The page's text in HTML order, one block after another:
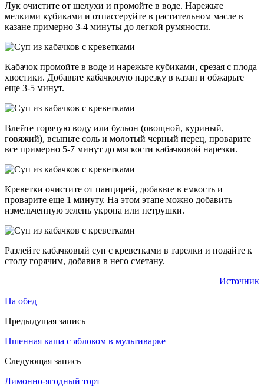
Лук очистите от шелухи и промойте в воде. Нарежьте
мелкими кубиками и отпассеруйте в растительном масле в
казане примерно 3-4 минуты до легкой румяности.
Кабачок промойте в воде и нарежьте кубиками, срезая с плода
хвостики. Добавьте кабачковую нарезку в казан и обжарьте
еще 3-5 минут.
Влейте горячую воду или бульон (овощной, куриный,
говяжий), всыпьте соль и молотый черный перец, проварите
все примерно 5-7 минут до мягкости кабачковой нарезки.
Креветки очистите от панцирей, добавьте в емкость и
проварите еще 1 минуту. На этом этапе можно добавить
измельченную зелень укропа или петрушки.
Разлейте кабачковый суп с креветками в тарелки и подайте к
столу горячим, добавив в него сметану.
Источник
На обед
Предыдущая запись
Пшенная каша с яблоком в мультиварке
Следующая запись
Лимонно-ягодный торт